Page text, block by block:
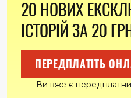
20 НОВИХ
ІСТОРІЙ ЗА 20
ПЕРЕДПЛАТІТЬ
Ви вже є